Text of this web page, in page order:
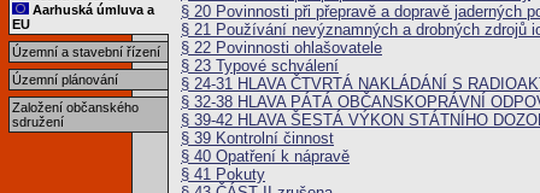
Aarhuská úmluva a
EU
Územní a stavební řízení
Územní plánování
Založení občanského
sdružení
§ 20 Povinnosti při přepravě a dopravě jaderných
§ 21 Používání nevýznamných a drobných zdrojů
§ 22 Povinnosti ohlašovatele
§ 23 Typové schválení
§ 24-31 HLAVA ČTVRTÁ NAKLÁDÁNÍ S
§ 32-38 HLAVA PÁTÁ OBČANSKOPRÁVNÍ
§ 39-42 HLAVA ŠESTÁ VÝKON STÁTNÍHO
§ 39 Kontrolní činnost
§ 40 Opatření k nápravě
§ 41 Pokuty